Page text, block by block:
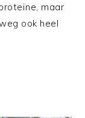
maar
ook heel